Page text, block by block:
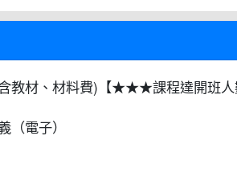
教材、材料費)【★★★課程達開班
電子）